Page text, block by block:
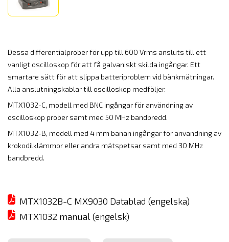
Dessa differentialprober för upp till 600 Vrms ansluts till ett
vanligt oscilloskop för att få galvaniskt skilda ingångar. Ett
smartare sätt för att slippa batteriproblem vid bänkmätningar.
Alla anslutningskablar till oscilloskop medföljer.
MTX1032-C, modell med BNC ingångar för användning av
oscilloskop prober samt med 50 MHz bandbredd.
MTX1032-B, modell med 4 mm banan ingångar för användning av
krokodilklämmor eller andra mätspetsar samt med 30 MHz
bandbredd.
MTX1032B-C MX9030 Datablad (engelska)
MTX1032 manual (engelsk)